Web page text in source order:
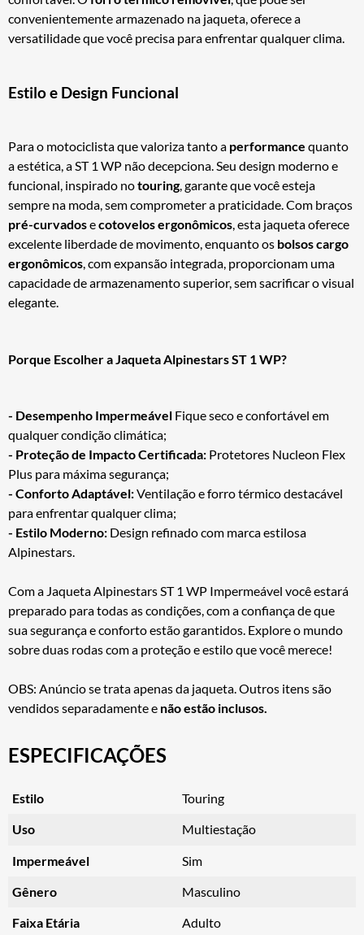
convenientemente armazenado na jaqueta, oferece a
versatilidade que você precisa para enfrentar qualquer clima.
Estilo e Design Funcional
Para o motociclista que valoriza tanto a performance quanto
a estética, a ST 1 WP não decepciona. Seu design moderno e
funcional, inspirado notouring, garante que você esteja
sempre na moda, sem comprometer a praticidade. Com braços
pré-curvadosecotovelos ergonômicos, esta jaqueta oferece
excelente liberdade de movimento, enquanto os bolsos cargo
ergonômicos, com expansão integrada, proporcionam uma
capacidade de armazenamento superior, sem sacrificar o visual
elegante.
Porque Escolher a Jaqueta Alpinestars ST 1 WP?
- Desempenho Impermeável Fique seco e confortável em
qualquer condição climática;
- Proteção de Impacto Certificada: Protetores Nucleon Flex
Plus para máxima segurança;
- Conforto Adaptável:Ventilação e forro térmico destacável
para enfrentar qualquer clima;
- Estilo Moderno: Design refinado com marca estilosa
Alpinestars.
Com a Jaqueta Alpinestars ST 1 WP Impermeável você estará
preparado para todas as condições, com a confiança de que
sua segurança e conforto estão garantidos. Explore o mundo
sobre duas rodas com a proteção e estilo que você merece!
OBS: Anúncio se trata apenas da jaqueta. Outros itens são
vendidos separadamente e não estão inclusos.
ESPECIFICAÇÕES
Estilo Touring
Uso Multiestação
Impermeável Sim
Gênero Masculino
Faixa Etária Adulto